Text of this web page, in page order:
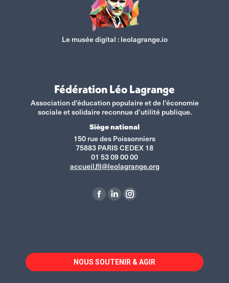
Le musée digital :leolagrange.io
Fédération Léo Lagrange
Association d'éducation populaire et de l'économie
sociale et solidaire reconnue d’utilité publique.
Siège national
150 rue des Poissonniers
75883 PARIS CEDEX 18
01 53 09 00 00
accueil.fll@leolagrange.org
La
dans
une
La
dans
une
La
dans
une
NOUS SOUTENIR & AGIR